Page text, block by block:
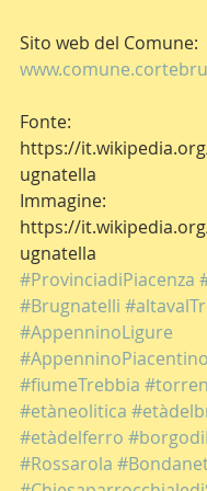
Sito web del Comune:
Fonte:
https://
ugnatella
Immagine:
https://
ugnatella
#ProvinciadiPiacenza
#Brugnatelli
#AppenninoLigure
#AppenninoPiacentino
#fiumeTrebbia
#etàneolitica
#etàdelferro
#Rossarola